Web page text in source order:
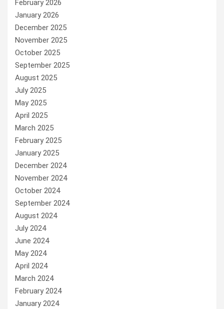
February 2026
January 2026
December 2025
November 2025
October 2025
September 2025
August 2025
July 2025
May 2025
April 2025
March 2025
February 2025
January 2025
December 2024
November 2024
October 2024
September 2024
August 2024
July 2024
June 2024
May 2024
April 2024
March 2024
February 2024
January 2024